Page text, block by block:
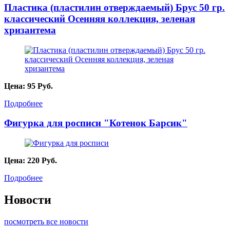
Пластика (пластилин отверждаемый) Брус 50 гр.
классический Осенняя коллекция, зеленая
хризантема
Цена: 95 Руб.
Подробнее
Фигурка для росписи "Котенок Барсик"
Цена: 220 Руб.
Подробнее
Новости
посмотреть все новости